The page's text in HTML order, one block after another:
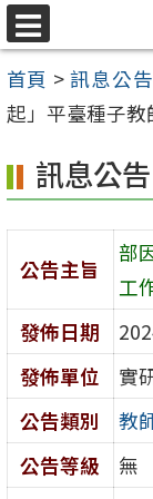
跳
至
主
要
容
區
選
單
首頁 >訊息公告
起」平臺種子
訊息公告
公告主旨
部
工
發佈日期
發佈單位
實
公告類別
教
公告等級
無